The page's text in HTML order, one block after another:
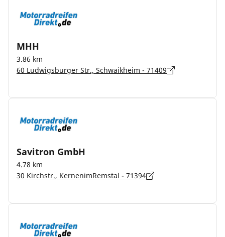
MHH
3.86 km
60 Ludwigsburger Str., Schwaikheim - 71409
Savitron GmbH
4.78 km
30 Kirchstr., KernenimRemstal - 71394